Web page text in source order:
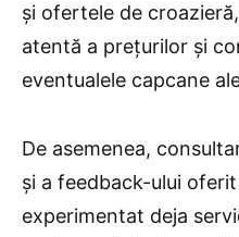
și ofertele de
atentă a prețurilor și
eventualele capcane
De asemenea,
și a feedback-ului
experimentat deja